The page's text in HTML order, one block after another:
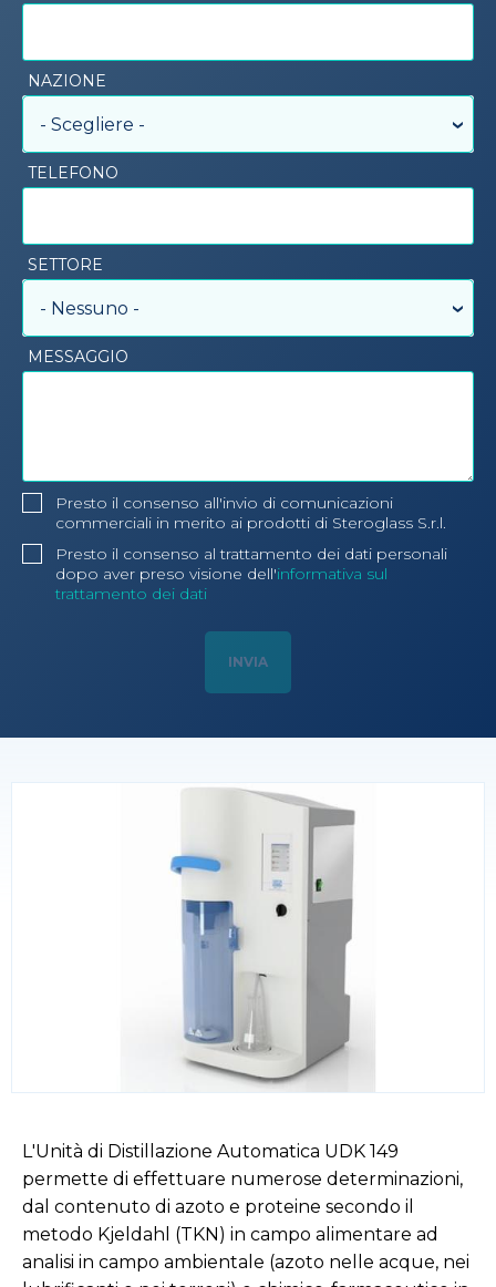
NAZIONE
- Scegliere -
TELEFONO
SETTORE
- Nessuno -
MESSAGGIO
Presto il consenso all'invio di comunicazioni
commerciali in merito ai prodotti di Steroglass S.r.l.
Presto il consenso al trattamento dei dati personali
dopo aver preso visione dell'informativa sul
trattamento dei dati
L'Unità di Distillazione Automatica UDK 149
permette di effettuare numerose determinazioni,
dal contenuto di azoto e proteine secondo il
metodo Kjeldahl (TKN) in campo alimentare ad
analisi in campo ambientale (azoto nelle acque, nei